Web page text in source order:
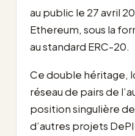
au public le 27 avril
Ethereum, sous la
au standard ERC-20.
Ce double héritage,
réseau de pairs de
position singulière de
d’autres projets